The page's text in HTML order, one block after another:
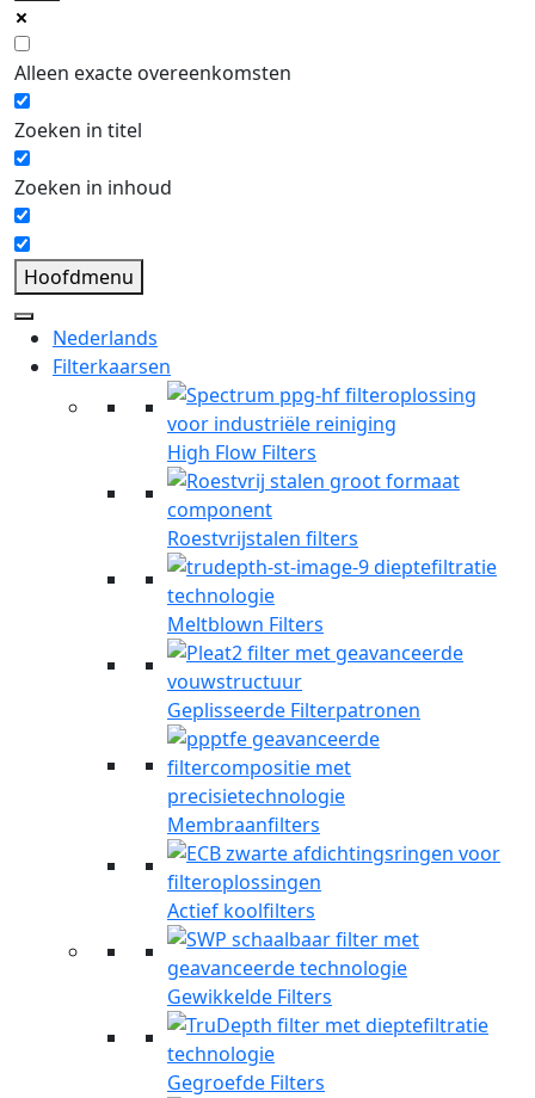
Alleen exacte overeenkomsten
Zoeken in titel
Zoeken in inhoud
Hoofdmenu
Nederlands
Filterkaarsen
High Flow Filters
Roestvrijstalen filters
Meltblown Filters
Geplisseerde Filterpatronen
Membraanfilters
Actief koolfilters
Gewikkelde Filters
Gegroefde Filters